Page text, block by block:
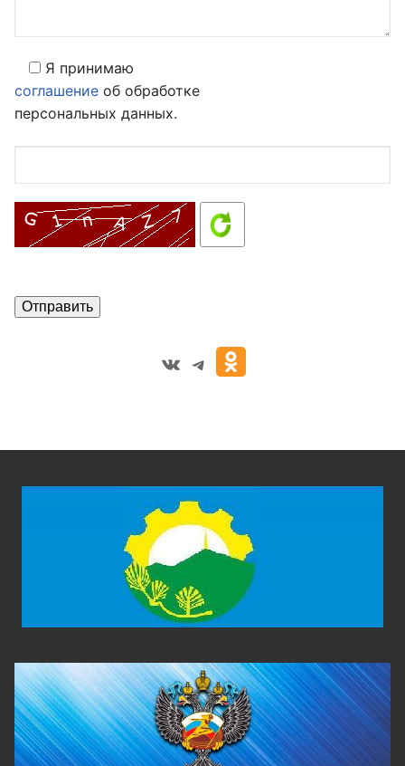
Я принимаю
соглашение об обработке
персональных данных.
VK Telegram